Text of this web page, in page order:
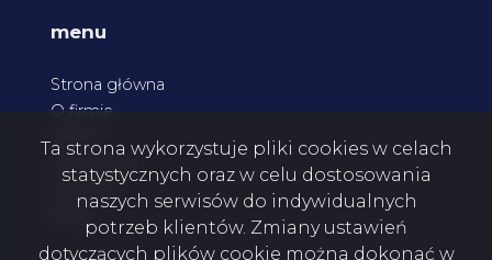
menu
Strona główna
O firmie
Kontakt
Ta strona wykorzystuje pliki cookies w celach
statystycznych oraz w celu dostosowania
naszych serwisów do indywidualnych
potrzeb klientów. Zmiany ustawień
dotyczących plików cookie można dokonać w